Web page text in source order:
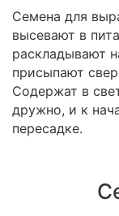
Семена для
высевают в
раскладывают
присыпают
Содержат в
дружно, и к
пересадке.